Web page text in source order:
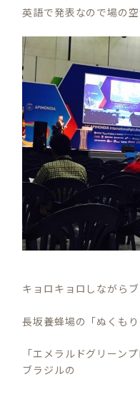
英語で発表なので場の空
キョロキョロしながら
長坂養蜂場の「ぬくも
「エメラルドグリーン
ブラジルの